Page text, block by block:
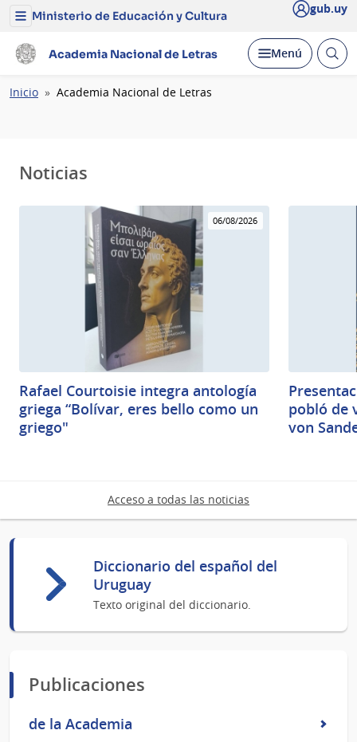
Menú
Ministerio
de
y
Cultura
Ministerio de Educación y Cultura gub.uy
Academia Nacional de Letras Desplegar
Menú Abrir
Ruta
Inicio Academia Nacional de Letras
Noticias
06/08/2026
Rafael Courtoisie integra antología
griega “Bolívar, eres bello como un
griego"
pobló de
von
Acceso a todas las noticias
Diccionario del español del
Uruguay
Texto original del diccionario.
Publicaciones
de la Academia